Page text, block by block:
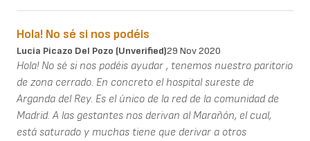
Hola! No sé si nos podéis
Lucia Picazo Del Pozo (unverified)29 Nov 2020
Hola! No sé si nos podéis ayudar , tenemos nuestro paritorio
de zona cerrado. En concreto el hospital sureste de
Arganda del Rey. Es el único de la red de la comunidad de
Madrid. A las gestantes nos derivan al Marañón, el cual,
está saturado y muchas tiene que derivar a otros